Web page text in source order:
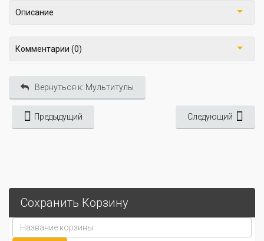
Описание
Комментарии (0)
Вернуться к: Мультитулы
Предыдущий Следующий
Сохранить Корзину